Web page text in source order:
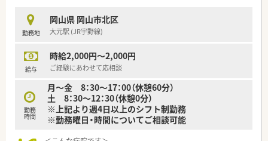
認知症カフェなどの地域貢献活動を行っています。
■設備機器を全店舗統一しており、分包機・軟膏ねり機・PTP除包
機の他にバーコード照合監査システムを全店に導入していま
■月3日まで希望休を出すことが出来るため、プライベートの予
定が立てやすい環境が整っています。
以外の取組に参加することができます。
■薬剤師の人員配置については、1人当たりの処方箋枚数が1日
20～25枚程度になるように配置されてます。
余裕をもった人員配置で患者さまの対応にしっかりと時間を
勤務地
岡山県 岡山市北区
大元駅 (JR宇野線)
給与
時給2,000円～2,000円
ご経験にあわせて応相談
勤務
時間
月～金 8：30～17：00（休憩60分）
土 8：30～12：30（休憩0分）
※上記より週4日以上のシフト制勤務
※勤務曜日・時間についてご相談可能